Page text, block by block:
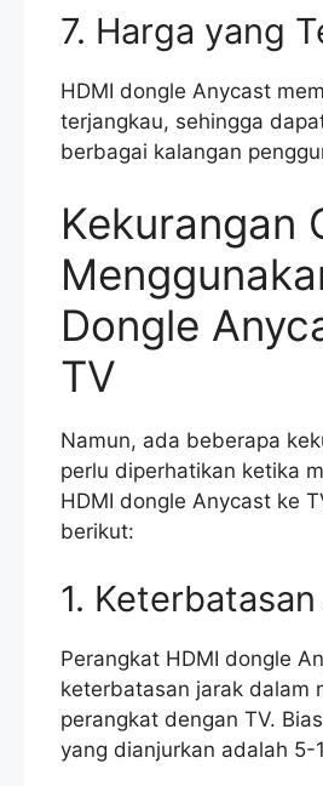
7. Harga yang
HDMI dongle Anycast
terjangkau, sehingga
berbagai kalangan
Kekurangan
Dongle
TV
Namun, ada beberapa
perlu diperhatikan ketika
HDMI dongle Anycast ke
berikut:
1.
Perangkat HDMI dongle
keterbatasan jarak dalam
perangkat dengan TV.
yang dianjurkan adalah 5-